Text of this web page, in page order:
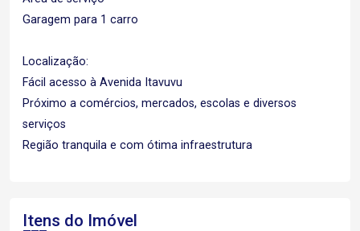
Garagem para 1 carro
Localização:
Fácil acesso à Avenida Itavuvu
Próximo a comércios, mercados, escolas e diversos
serviços
Região tranquila e com ótima infraestrutura
Itens do Imóvel